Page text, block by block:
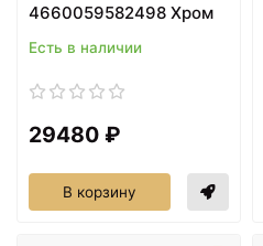
4660059582498 Хром
Есть в наличии
29480 ₽
В корзину